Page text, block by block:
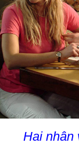
Hai nhân